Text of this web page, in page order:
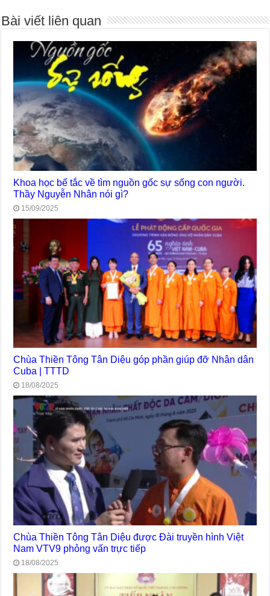
Bài viết liên quan
Khoa học bế tắc về tìm nguồn gốc sự sống con người.
Thầy Nguyễn Nhân nói gì?
15/09/2025
Chùa Thiền Tông Tân Diệu góp phần giúp đỡ Nhân dân
Cuba | TTTD
18/08/2025
Chùa Thiền Tông Tân Diệu được Đài truyền hình Việt
Nam VTV9 phỏng vấn trực tiếp
18/08/2025